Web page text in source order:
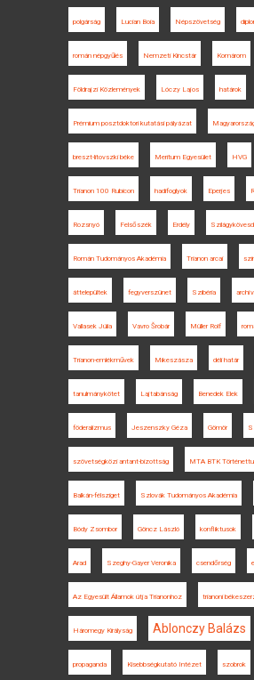
polgárság Lucian Boia Népszövetség
román népgyűlés Nemzeti Kincstár Komárom
Földrajzi Közlemények Lóczy Lajos határok
Prémium posztdoktori kutatási pályázat
breszt-litovszki béke Meritum Egyesület HVG
Trianon 100 Rubicon hadifoglyok Eperjes
Rozsnyó Felsőszék Erdély Szilágykövesd
Román Tudományos Akadémia Trianon arcai
áttelepültek fegyverszünet Szibéria
Vallasek Júlia Vavro Šrobár Müller Rolf
Trianon-emlékművek Mikeszásza déli határ
tanulmánykötet Lajtabánság Benedek Elek
föderalizmus Jeszenszky Géza Gömör
szövetségközi antant-bizottság MTA BTK
Balkán-félsziget Szlovák Tudományos Akadémia
Bódy Zsombor Göncz László konfliktusok
Arad Szeghy-Gayer Veronika csendőrség
Az Egyesült Államok útja Trianonhoz trianoni
Háromegy Királyság Ablonczy Balázs
propaganda Kisebbségkutató Intézet szobrok